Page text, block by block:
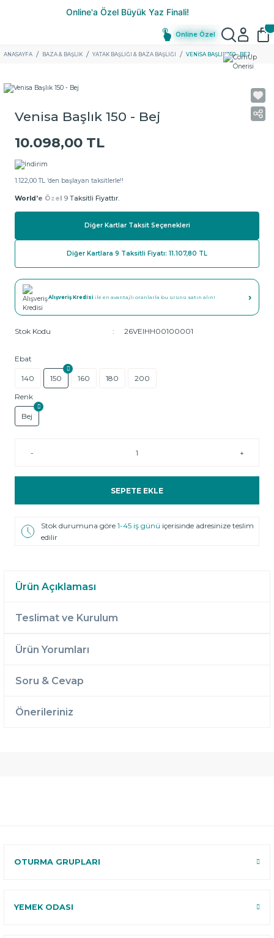
Online Özel
ANASAYFA BAZA & BAŞLIK YATAK BAŞLIĞI & BAZA BAŞLIĞI VENISA BAŞLIK 150 - BEJ
Venisa Başlık 150 - Bej
10.098,00 TL
1.122,00 TL ‘den başlayan taksitlerle!!
World'e Özel 9 Taksitli Fiyattır.
Diğer Kartlar Taksit Seçenekleri
Diğer Kartlara 9 Taksitli Fiyatı: 11.107,80 TL
Alışveriş Kredisi ile en avantajlı oranlarla bu ürünü satın alın! ›
Stok Kodu 26VEIHH00100001
Ebat
140 150 160 180
200
Renk
Bej
- +
SEPETE EKLE
Stok durumuna göre1-45 iş günü içerisinde adresinize teslim
edilir
Ürün Açıklaması
Teslimat ve Kurulum
Ürün Yorumları
Soru & Cevap
Önerileriniz
OTURMA GRUPLARI
YEMEK ODASI